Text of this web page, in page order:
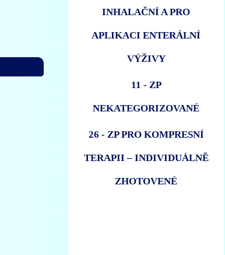
INHALAČNÍ A PRO
APLIKACI ENTERÁLNÍ
VÝŽIVY
11 - ZP
NEKATEGORIZOVANÉ
26 - ZP PRO KOMPRESNÍ
TERAPII – INDIVIDUÁLNĚ
ZHOTOVENÉ